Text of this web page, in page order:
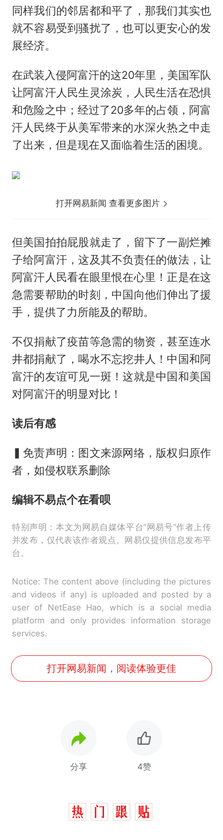
同样我们的邻居都和平了，那我们其实也
就不容易受到骚扰了，也可以更安心的发
展经济。
在武装入侵阿富汗的这20年里，美国军队
让阿富汗人民生灵涂炭，人民生活在恐惧
和危险之中；经过了20多年的占领，阿富
汗人民终于从美军带来的水深火热之中走
了出来，但是现在又面临着生活的困境。
打开网易新闻 查看更多图片
但美国拍拍屁股就走了，留下了一副烂摊
子给阿富汗，这及其不负责任的做法，让
阿富汗人民看在眼里恨在心里！正是在这
急需要帮助的时刻，中国向他们伸出了援
手，提供了力所能及的帮助。
不仅捐献了疫苗等急需的物资，甚至连水
井都捐献了，喝水不忘挖井人！中国和阿
富汗的友谊可见一斑！这就是中国和美国
对阿富汗的明显对比！
读后有感
▍免责声明：图文来源网络，版权归原作
者，如侵权联系删除
编辑不易点个在看呗
特别声明：本文为网易自媒体平台“网易号”作者上传
并发布，仅代表该作者观点。网易仅提供信息发布平
台。
Notice: The content above (including the pictures
and videos if any) is uploaded and posted by a
user of NetEase Hao, which is a social media
platform and only provides information storage
services.
打开网易新闻，阅读体验更佳
分享 4赞